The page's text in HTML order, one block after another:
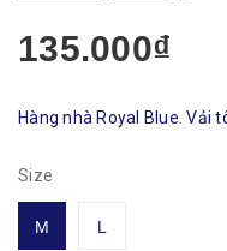
135.000₫
Hàng nhà Royal Blue. Vải
Size
M L